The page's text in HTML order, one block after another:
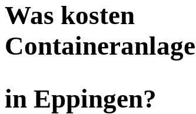
Was kosten
in Eppingen?